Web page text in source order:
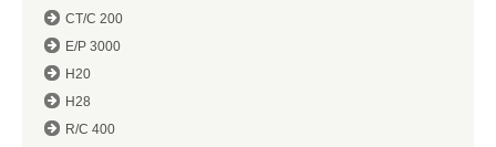
CT/C 200
E/P 3000
H20
H28
R/C 400